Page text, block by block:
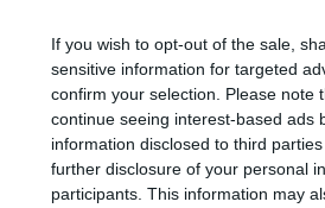
If you wish to opt-out of the sale,
sensitive information for targeted
confirm your selection. Please note
continue seeing interest-based ads
information disclosed to third
further disclosure of your personal
participants. This information may